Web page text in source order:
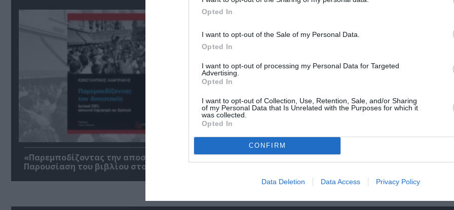
Opted In
I want to opt-out of the Sale of my Personal Data.
Opted In
I want to opt-out of processing my Personal Data for Targeted
Advertising.
Opted In
I want to opt-out of Collection, Use, Retention, Sale, and/or Sharing
of my Personal Data that Is Unrelated with the Purposes for which it
was collected.
Opted In
CONFIRM
Data Deletion Data Access Privacy Policy
«Παρεμποδίζοντας την αποστασία, Ιουλιανά 1965»:
Παρουσίαση του βιβλίου στο Μεταξουργείο
Σπύρος Κακατσάκης – Ανακρίνοντας το
Παρουσίαση του βιβλίου στα Public